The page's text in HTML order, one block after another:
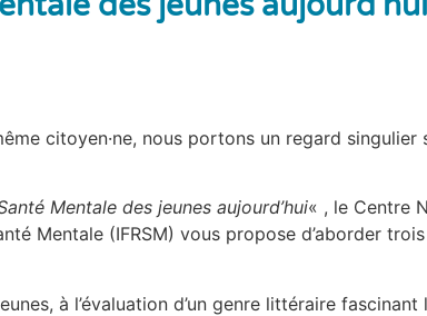
citoyen·ne, nous portons un regard
Mentale des jeunes aujourd’hui« , le Centre
Mentale (IFRSM) vous propose d’aborder
à l’évaluation d’un genre littéraire fascinant